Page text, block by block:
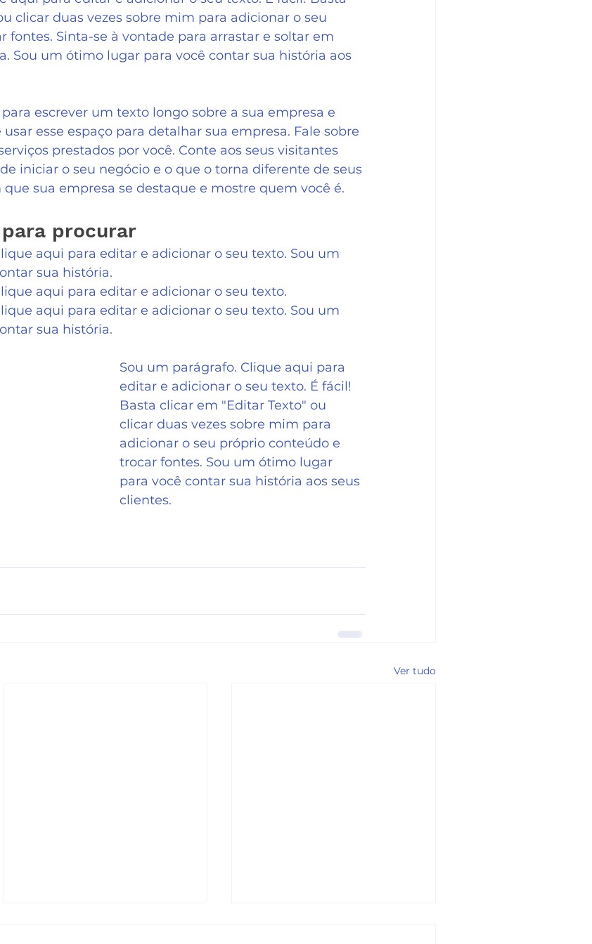
clicar duas vezes sobre mim para adicionar o seu
fontes. Sinta-se à vontade para arrastar e soltar em
Sou um ótimo lugar para você contar sua história aos
escrever um texto longo sobre a sua empresa e
usar esse espaço para detalhar sua empresa. Fale sobre
prestados por você. Conte aos seus visitantes
iniciar o seu negócio e o que o torna diferente de seus
sua empresa se destaque e mostre quem você é.
procurar
aqui para editar e adicionar o seu texto. Sou um
sua história.
aqui para editar e adicionar o seu texto.
aqui para editar e adicionar o seu texto. Sou um
sua história.
Sou um parágrafo. Clique aqui para
editar e adicionar o seu texto. É fácil!
Basta clicar em "Editar Texto" ou
clicar duas vezes sobre mim para
adicionar o seu próprio conteúdo e
trocar fontes. Sou um ótimo lugar
para você contar sua história aos seus
clientes.
Ver tudo